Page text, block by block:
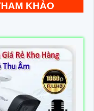
KHẢO